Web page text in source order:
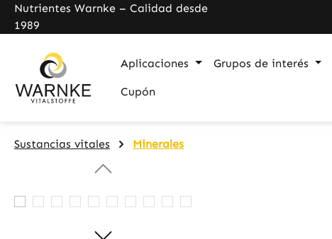
Skip to main navigation
Nutrientes Warnke – Calidad desde
1989
Aplicaciones Grupos de interés
Cupón
Sustancias vitales Minerales